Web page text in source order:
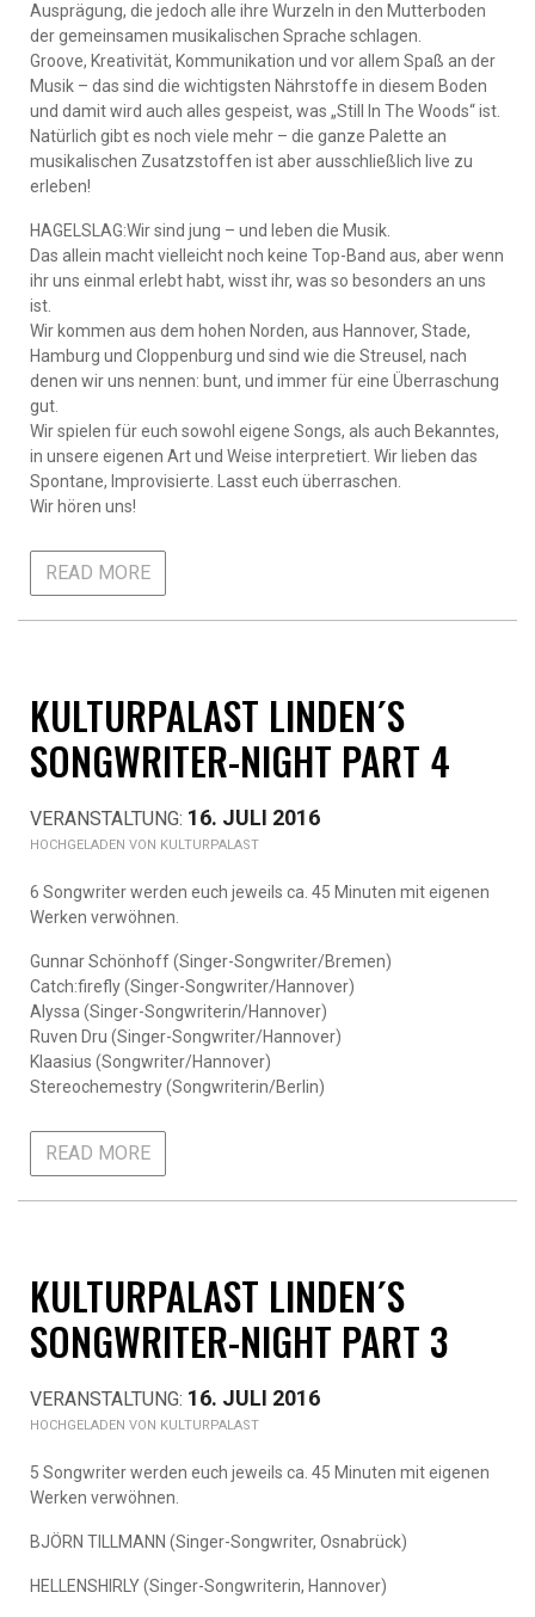
Ausprägung, die jedoch alle ihre Wurzeln in den Mutterboden
der gemeinsamen musikalischen Sprache schlagen.
Groove, Kreativität, Kommunikation und vor allem Spaß an der
Musik – das sind die wichtigsten Nährstoffe in diesem Boden
und damit wird auch alles gespeist, was „Still In The Woods“ ist.
Natürlich gibt es noch viele mehr – die ganze Palette an
musikalischen Zusatzstoffen ist aber ausschließlich live zu
erleben!
HAGELSLAG:Wir sind jung – und leben die Musik.
Das allein macht vielleicht noch keine Top-Band aus, aber wenn
ihr uns einmal erlebt habt, wisst ihr, was so besonders an uns
ist.
Wir kommen aus dem hohen Norden, aus Hannover, Stade,
Hamburg und Cloppenburg und sind wie die Streusel, nach
denen wir uns nennen: bunt, und immer für eine Überraschung
gut.
Wir spielen für euch sowohl eigene Songs, als auch Bekanntes,
in unsere eigenen Art und Weise interpretiert. Wir lieben das
Spontane, Improvisierte. Lasst euch überraschen.
Wir hören uns!
READ MORE
KULTURPALAST LINDEN´S
SONGWRITER-NIGHT PART 4
16. JULI 2016
KULTURPALAST
6 Songwriter werden euch jeweils ca. 45 Minuten mit eigenen
Werken verwöhnen.
Gunnar Schönhoff (Singer-Songwriter/Bremen)
Catch:firefly (Singer-Songwriter/Hannover)
Alyssa (Singer-Songwriterin/Hannover)
Ruven Dru (Singer-Songwriter/Hannover)
Klaasius (Songwriter/Hannover)
Stereochemestry (Songwriterin/Berlin)
READ MORE
KULTURPALAST LINDEN´S
SONGWRITER-NIGHT PART 3
16. JULI 2016
KULTURPALAST
5 Songwriter werden euch jeweils ca. 45 Minuten mit eigenen
Werken verwöhnen.
BJÖRN TILLMANN (Singer-Songwriter, Osnabrück)
HELLENSHIRLY (Singer-Songwriterin, Hannover)